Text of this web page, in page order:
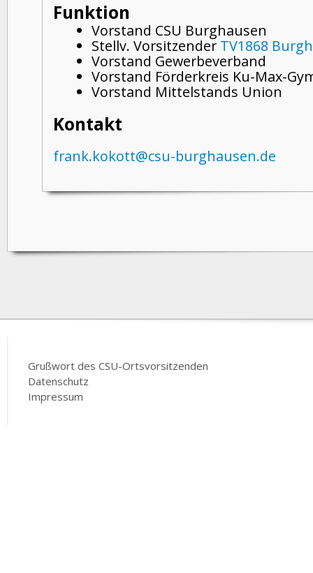
Funktion
Vorstand CSU Burghausen
Stellv. Vorsitzender TV1868
Vorstand Gewerbeverband
Vorstand Förderkreis Ku-Max-
Vorstand Mittelstands Union
Kontakt
frank.kokott@csu-burghausen.de
Grußwort des CSU-Ortsvorsitzenden
Datenschutz
Impressum